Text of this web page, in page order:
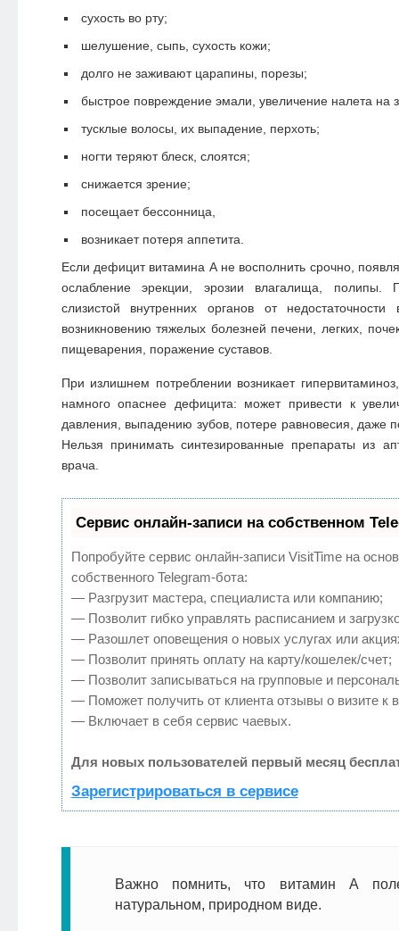
сухость во рту;
шелушение, сыпь, сухость кожи;
долго не заживают царапины, порезы;
быстрое повреждение эмали, увеличение налета на
тусклые волосы, их выпадение, перхоть;
ногти теряют блеск, слоятся;
снижается зрение;
посещает бессонница,
возникает потеря аппетита.
Если дефицит витамина А не восполнить срочно,
ослабление эрекции, эрозии влагалища, полипы.
слизистой внутренних органов от
возникновению тяжелых болезней печени, легких,
пищеварения, поражение суставов.
При излишнем потреблении возникает
намного опаснее дефицита: может привести к
давления, выпадению зубов, потере равновесия, даже
Нельзя принимать синтезированные препараты из
врача.
Сервис онлайн-записи на собственном
Попробуйте сервис онлайн-записи VisitTime на
собственного Telegram-бота:
— Разгрузит мастера, специалиста или компанию;
— Позволит гибко управлять расписанием и
— Разошлет оповещения о новых услугах или
— Позволит принять оплату на карту/кошелек/счет;
— Позволит записываться на групповые и
— Поможет получить от клиента отзывы о визите к
— Включает в себя сервис чаевых.
Для новых пользователей первый месяц
Зарегистрироваться в сервисе
Важно помнить, что витамин А
натуральном, природном виде.